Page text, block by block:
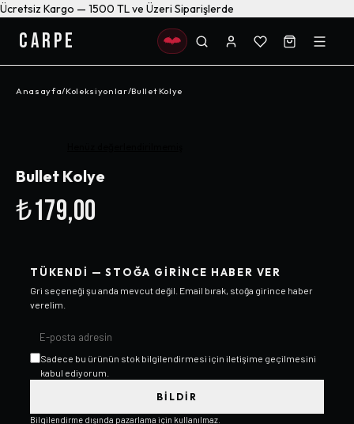
Ücretsiz Kargo — 1500 TL ve Üzeri Siparişlerde
CARPE
Anasayfa/Koleksiyonlar/Bullet Kolye
Bullet Kolye
₺179,00
TÜKENDI — STOĞA GIRINCE HABER VER
Gri seçeneği şu anda mevcut değil. Email bırak, stoğa girince haber
verelim.
Sadece bu ürünün stok bilgilendirmesi için iletişime geçilmesini
kabul ediyorum.
BILDIR
Bilgilendirme dışında pazarlama için kullanılmaz.